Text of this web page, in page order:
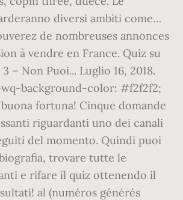
diversi ambiti come…
de nombreuses annonces
à vendre en France. Quiz su
– Non Puoi... Luglio 16, 2018.
background-color: #f2f2f2;
fortuna! Cinque domande
riguardanti uno dei canali
del momento. Quindi puoi
trovare tutte le
e rifare il quiz ottenendo il
al (numéros générés